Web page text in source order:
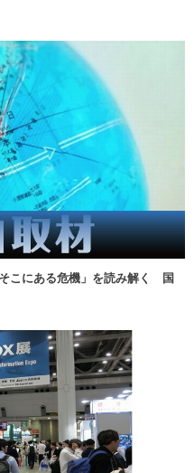
こにある危機」を読み解く 国